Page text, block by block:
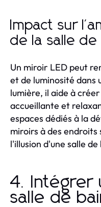
Impact sur
de la salle de
Un miroir LED peut
et de luminosité dans
lumière, il aide à
accueillante et
espaces dédiés à la
miroirs à des
l'illusion d'une salle
4. Intégrer
salle de